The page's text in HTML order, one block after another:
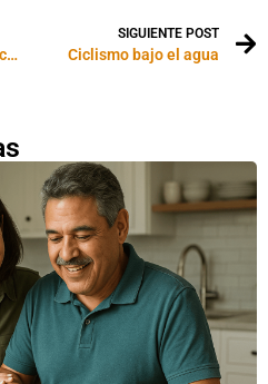
Deportes que modelan tu cuerpo
SIGUIENTE POST
Ciclismo bajo el agua